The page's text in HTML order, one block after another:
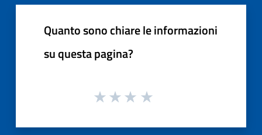
Quanto sono chiare le informazioni
su questa pagina?